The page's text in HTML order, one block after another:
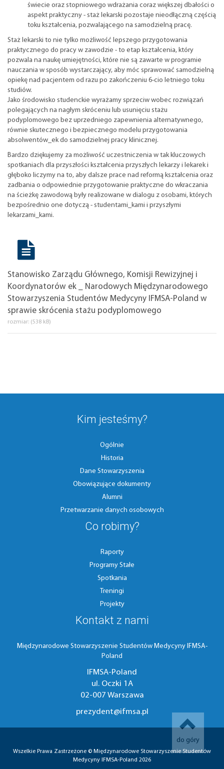
do góry
świecie oraz stopniowego wdrażania coraz większej dbałości o
aspekt praktyczny - staż lekarski pozostaje nieodłączną częścią
toku kształcenia, pozwalającego na samodzielną pracę.
Staż lekarski to nie tylko możliwość lepszego przygotowania
praktycznego do pracy w zawodzie - to etap kształcenia, który
pozwala na naukę umiejętności, które nie są zawarte w programie
nauczania w sposób wystarczający, aby móc sprawować samodzielną
opiekę nad pacjentem od razu po zakończeniu 6-cio letniego toku
studiów.
Jako środowisko studenckie wyrażamy sprzeciw wobec rozwiązań
polegających na nagłym skróceniu lub usunięciu stażu
podyplomowego bez uprzedniego zapewnienia alternatywnego,
równie skutecznego i bezpiecznego modelu przygotowania
absolwentów_ek do samodzielnej pracy klinicznej.
Bardzo dziękujemy za możliwość uczestniczenia w tak kluczowych
spotkaniach dla przyszłości kształcenia przyszłych lekarzy i lekarek i
głęboko liczymy na to, aby dalsze prace nad reformą kształcenia oraz
zadbania o odpowiednie przygotowanie praktyczne do wkraczania
na ścieżkę zawodową były realizowane w dialogu z osobami, których
bezpośrednio one dotyczą - studentami_kami i przyszłymi
lekarzami_kami.
Stanowisko Zarządu Głównego, Komisji Rewizyjnej i
Koordynatorów ek _ Narodowych Międzynarodowego
Stowarzyszenia Studentów Medycyny IFMSA-Poland w
sprawie skrócenia stażu podyplomowego
rozmiar: (538 kB)
Kim jesteśmy?
Ogólnie
Historia
Dane Stowarzyszenia
Obowiązujące dokumenty
Alumni
Przetwarzanie danych osobowych
Co robimy?
Raporty
Programy Stałe
Spotkania
Treningi
Projekty
Kontakt z nami
Międzynarodowe Stowarzyszenie Studentów Medycyny IFMSA-
Poland
IFMSA-Poland
ul. Oczki 1A
02-007 Warszawa
prezydent@ifmsa.pl
Wszelkie Prawa Zastrzeżone © Międzynarodowe Stowarzyszenie Studentów
Medycyny IFMSA-Poland 2026